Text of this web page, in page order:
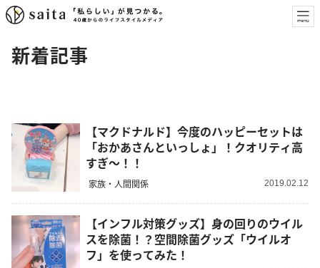
新着記事
【マクドナルド】今度のハッピーセットは
「おかあさんといっしょ」！クオリティ高
すぎ～！！
家族・人間関係 2019.02.12
【インフル対策グッズ】身の回りのウイル
スを除菌！？空間除菌グッズ「ウイルオ
フ」を使ってみた！